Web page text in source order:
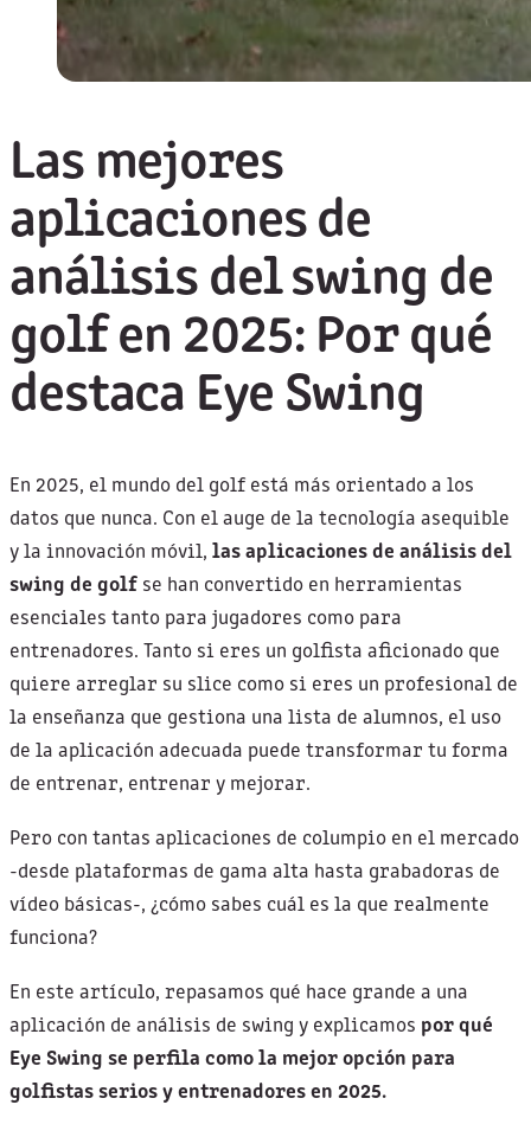
Las mejores
aplicaciones de
análisis del swing de
golf en 2025: Por qué
destaca Eye Swing
En 2025, el mundo del golf está más orientado a los
datos que nunca. Con el auge de la tecnología asequible
y la innovación móvil, las aplicaciones de análisis del
swing de golf se han convertido en herramientas
esenciales tanto para jugadores como para
entrenadores. Tanto si eres un golfista aficionado que
quiere arreglar su slice como si eres un profesional de
la enseñanza que gestiona una lista de alumnos, el uso
de la aplicación adecuada puede transformar tu forma
de entrenar, entrenar y mejorar.
Pero con tantas aplicaciones de columpio en el mercado
-desde plataformas de gama alta hasta grabadoras de
vídeo básicas-, ¿cómo sabes cuál es la que realmente
funciona?
En este artículo, repasamos qué hace grande a una
aplicación de análisis de swing y explicamos por qué
Eye Swing se perfila como la mejor opción para
golfistas serios y entrenadores en 2025.